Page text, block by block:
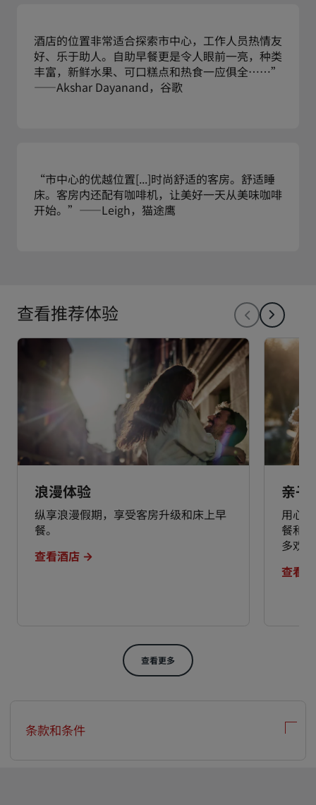
酒店的位置非常适合探索市中心，工作人员热情友
好、乐于助人。自助早餐更是令人眼前一亮，种类
丰富，新鲜水果、可口糕点和热食一应俱全……”
——Akshar Dayanand，谷歌
“市中心的优越位置[...]时尚舒适的客房。舒适睡
床。客房内还配有咖啡机，让美好一天从美味咖啡
开始。”——Leigh，猫途鹰
查看推荐体验
浪漫体验
纵享浪漫假期，享受客房升级和床上早
餐。
查看酒店
亲子
用心
餐和
多欢
查看
查看更多
条款和条件